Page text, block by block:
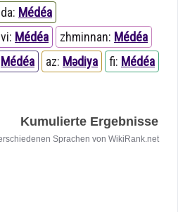
da: Médéa
vi: Médéa zhminnan: Médéa
Médéa az: Mədiya fi: Médéa